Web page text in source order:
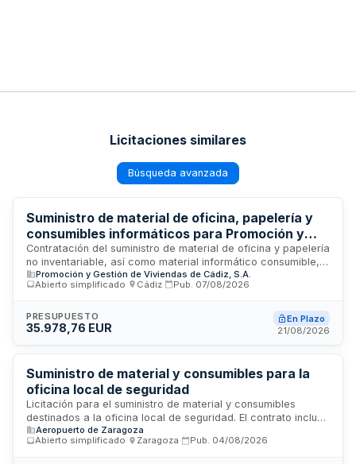
Licitaciones similares
Búsqueda avanzada
Suministro de material de oficina, papelería y
consumibles informáticos para Promoción y
Gestión de Viviendas de Cádiz, S.A.
Contratación del suministro de material de oficina y papelería
no inventariable, así como material informático consumible,
destinado al funcionamiento diario de las dependencias
administrativas de PROCASA (Promoción y Gestión de
Cádiz. El procedimiento utilizado es abierto simplificado
abreviado. El contrato se somete a normativa nacional y
Promoción y Gestión de Viviendas de Cádiz, S.A.
Abierto simplificado
Cádiz Pub. 07/08/2026
PRESUPUESTO
35.978,76 EUR
En Plazo
21/08/2026
Suministro de material y consumibles para la
oficina local de seguridad
Licitación para el suministro de material y consumibles
destinados a la oficina local de seguridad. El contrato incluye
la obligación del adjudicatario de realizar recogida selectiva
de residuos y gestión adecuada de embalajes durante la
Aeropuerto de Zaragoza
Abierto simplificado
Zaragoza Pub. 04/08/2026